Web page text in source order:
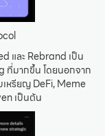
และ Rebrand เป็น
ที่มากขึ้น โดยนอกจาก
หรียญ DeFi, Meme
เป็นต้น